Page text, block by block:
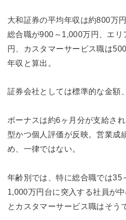
大和証券の平均年収は約800万
総合職が900～1,000万円、エ
円、カスタマーサービス職は
年収と算出。
証券会社としては標準的な金額
ボーナスは約6ヶ月分が支給さ
型かつ個人評価が反映。営業成
め、一律ではない。
年齢別では、特に総合職では35
1,000万円台に突入する社員が
とカスタマーサービス職はそう